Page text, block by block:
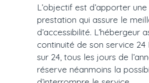
L’objectif est d’apporter une
prestation qui assure le
d’accessibilité. L’hébergeur
continuité de son service 24
sur 24, tous les jours de
réserve néanmoins la